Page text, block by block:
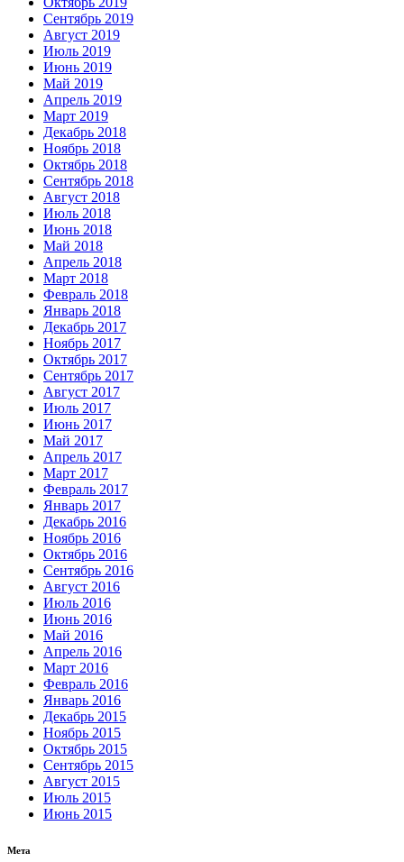
Сентябрь 2019
Август 2019
Июль 2019
Июнь 2019
Май 2019
Апрель 2019
Март 2019
Декабрь 2018
Ноябрь 2018
Октябрь 2018
Сентябрь 2018
Август 2018
Июль 2018
Июнь 2018
Май 2018
Апрель 2018
Март 2018
Февраль 2018
Январь 2018
Декабрь 2017
Ноябрь 2017
Октябрь 2017
Сентябрь 2017
Август 2017
Июль 2017
Июнь 2017
Май 2017
Апрель 2017
Март 2017
Февраль 2017
Январь 2017
Декабрь 2016
Ноябрь 2016
Октябрь 2016
Сентябрь 2016
Август 2016
Июль 2016
Июнь 2016
Май 2016
Апрель 2016
Март 2016
Февраль 2016
Январь 2016
Декабрь 2015
Ноябрь 2015
Октябрь 2015
Сентябрь 2015
Август 2015
Июль 2015
Июнь 2015
Мета